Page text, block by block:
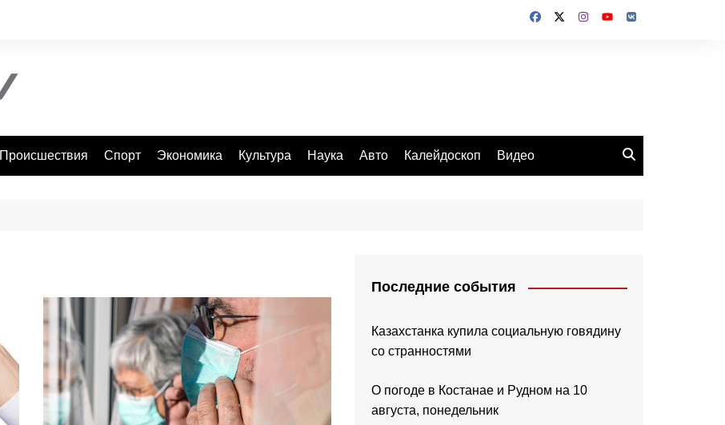
Происшествия Спорт Экономика Культура Наука Авто Калейдоскоп Видео
Последние события
Казахстанка купила социальную говядину
со странностями
О погоде в Костанае и Рудном на 10
августа, понедельник